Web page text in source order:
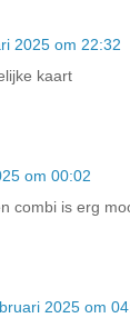
2025 om 22:32
kaart
om 00:02
combi is erg
2025 om